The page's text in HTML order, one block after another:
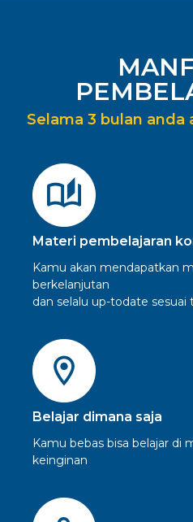
Selama 3 bulan
Materi pembelajaran
Kamu akan mendapatkan
berkelanjutan
dan selalu up-todate sesuai
Belajar dimana saja
Kamu bebas bisa belajar di
keinginan